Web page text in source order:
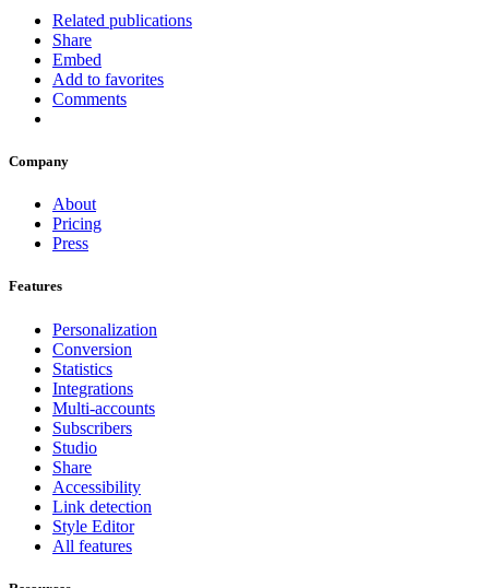
Related publications
Share
Embed
Add to favorites
Comments
Company
About
Pricing
Press
Features
Personalization
Conversion
Statistics
Integrations
Multi-accounts
Subscribers
Studio
Share
Accessibility
Link detection
Style Editor
All features